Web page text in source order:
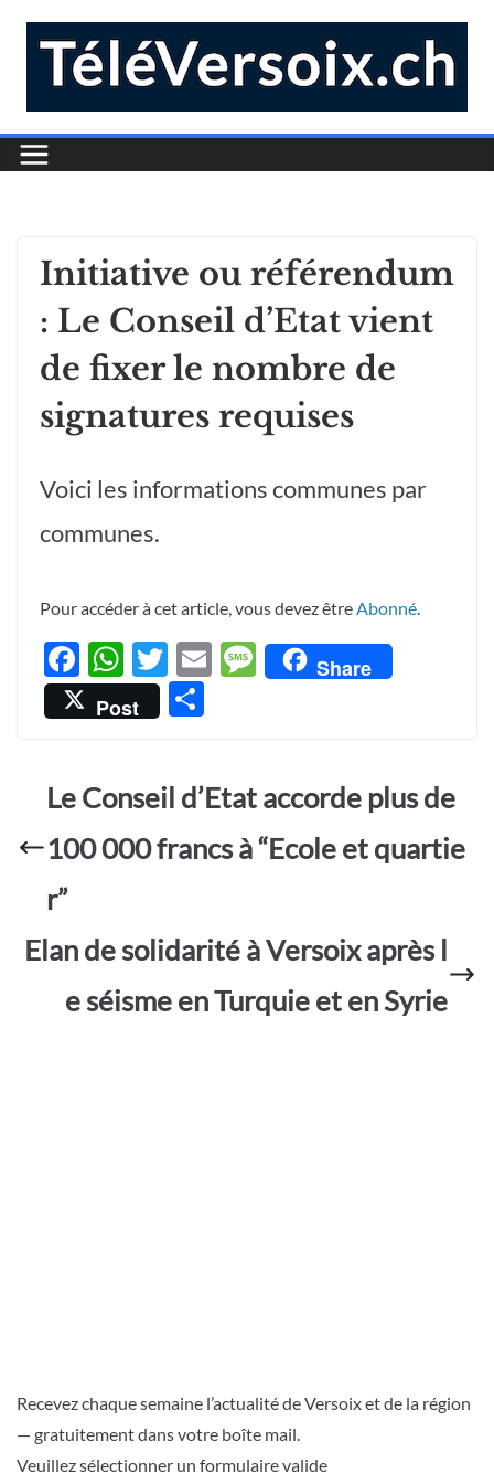
Initiative ou référendum
: Le Conseil d’Etat vient
de fixer le nombre de
signatures requises
Voici les informations communes par
communes.
Pour accéder à cet article, vous devez être Abonné
F
ac
e
o
o
k
W
h
at
A
p
p
T
w
itt
E
M
es
e
Share
Post
g
er
Le Conseil d’Etat accorde plus de
100 000 francs à “Ecole et quartie
r”
Elan de solidarité à Versoix après l
e séisme en Turquie et en Syrie
Recevez chaque semaine l’actualité de Versoix et de la région
— gratuitement dans votre boîte mail.
Veuillez sélectionner un formulaire valide